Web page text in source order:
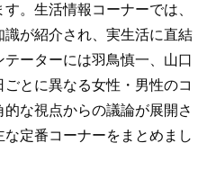
。生活情報コーナーでは、
が紹介され、実生活に直結
ーターには羽鳥慎一、山口
とに異なる女性・男性のコ
な視点からの議論が展開さ
定番コーナーをまとめまし